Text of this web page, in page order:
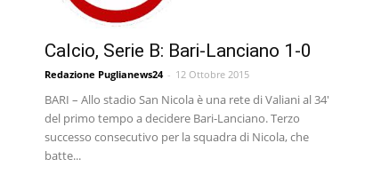
Calcio, Serie B: Bari-Lanciano 1-0
Redazione Puglianews24 - 12 Ottobre 2015
BARI – Allo stadio San Nicola è una rete di Valiani al 34'
del primo tempo a decidere Bari-Lanciano. Terzo
successo consecutivo per la squadra di Nicola, che
batte...